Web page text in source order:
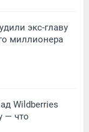
экс-главу
миллионера
Wildberries
— что